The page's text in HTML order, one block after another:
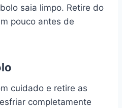
saia limpo. Retire do
pouco antes de
cuidado e retire as
completamente